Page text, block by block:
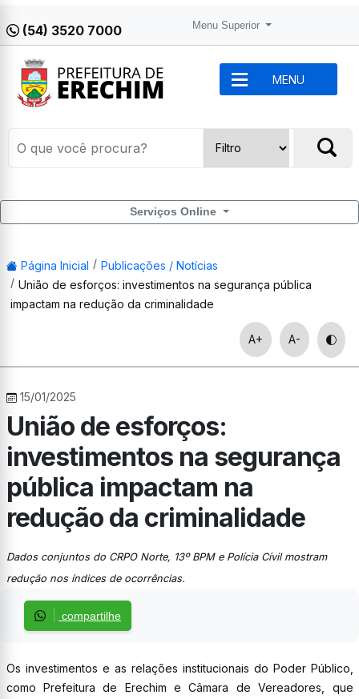
(54) 3520 7000 Menu Superior
MENU
Serviços Online
Página Inicial
Publicações / Notícias
União de esforços: investimentos na segurança pública
impactam na redução da criminalidade
A+ A-
15/01/2025
União de esforços:
investimentos na segurança
pública impactam na
redução da criminalidade
Dados conjuntos do CRPO Norte, 13º BPM e Polícia Cívil mostram
redução nos índices de ocorrências.
compartilhe
Os investimentos e as relações institucionais do Poder Público,
como Prefeitura de Erechim e Câmara de Vereadores, que